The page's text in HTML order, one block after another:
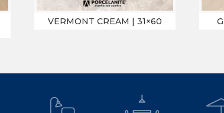
VERMONT CREAM | 31×60